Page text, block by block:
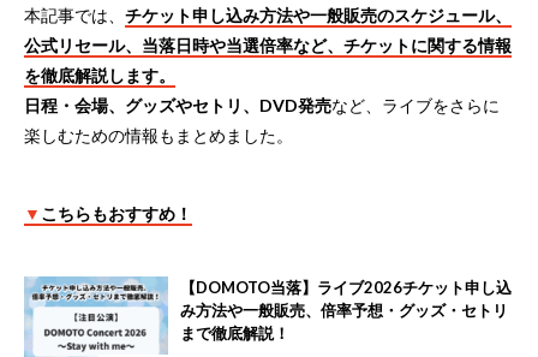
本記事では、 チケット申し込み方法や一般販売のスケジュール、
公式リセール、当落日時や当選倍率など、チケットに関する情報
を徹底解説します。
日程・会場、グッズやセトリ、DVD発売など、ライブをさらに
楽しむための情報もまとめました。
▼ こちらもおすすめ！
【DOMOTO当落】ライブ2026チケット申し込
み方法や一般販売、倍率予想・グッズ・セトリ
まで徹底解説！